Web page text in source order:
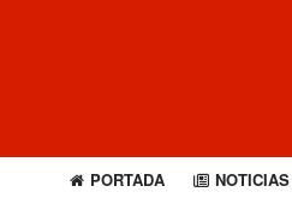
PORTADA NOTICIAS